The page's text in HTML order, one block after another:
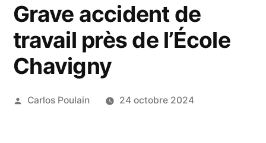
Grave accident de
travail près de l’École
Chavigny
Publié
Carlos Poulain 24 octobre 2024